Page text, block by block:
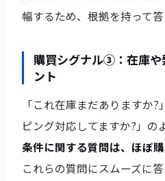
幅するため、根拠を持って答
購買シグナル③：在庫や
ント
「これ在庫まだありますか
ピング対応してますか?」の
条件に関する質問は、ほぼ
これらの質問にスムーズに